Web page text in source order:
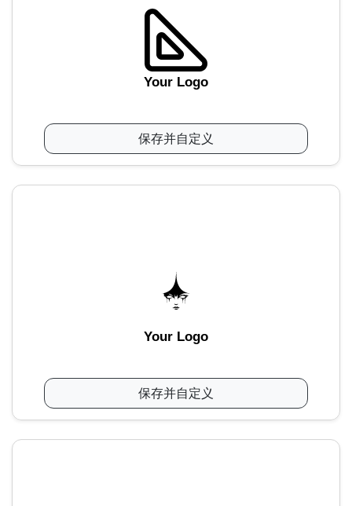
Your Logo
保存并自定义
Your Logo
保存并自定义